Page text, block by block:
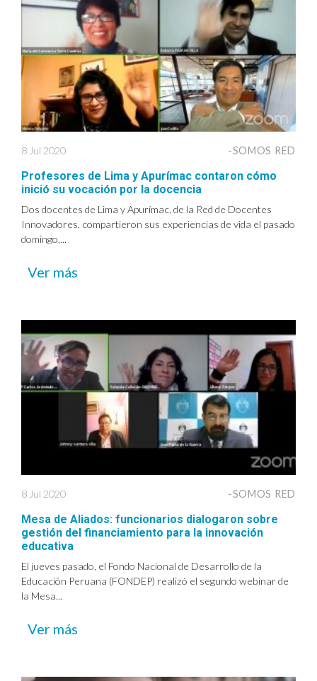
8 Jul 2020 -SOMOS RED
Profesores de Lima y Apurímac contaron cómo
inició su vocación por la docencia
Dos docentes de Lima y Apurímac, de la Red de Docentes
Innovadores, compartieron sus experiencias de vida el pasado
domingo,...
Ver más
8 Jul 2020 -SOMOS RED
Mesa de Aliados: funcionarios dialogaron sobre
gestión del financiamiento para la innovación
educativa
El jueves pasado, el Fondo Nacional de Desarrollo de la
Educación Peruana (FONDEP) realizó el segundo webinar de
la Mesa...
Ver más